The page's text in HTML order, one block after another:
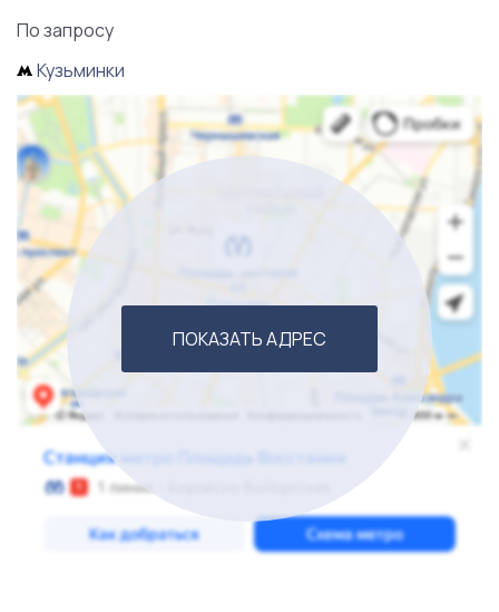
По запросу
Кузьминки
ПОКАЗАТЬ АДРЕС